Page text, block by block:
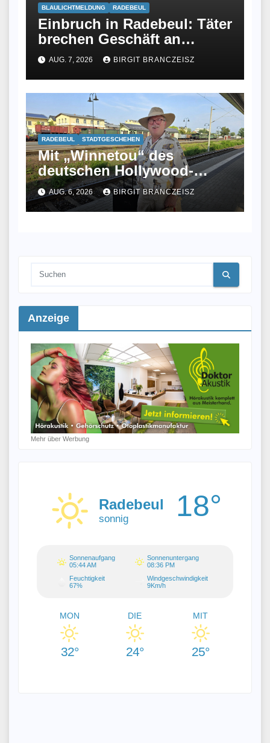
BLAULICHTMELDUNG RADEBEUL
Einbruch in Radebeul: Täter
brechen Geschäft an
Meißner Straße auf
AUG. 7, 2026 BIRGIT BRANCZEISZ
RADEBEUL STADTGESCHEHEN
Mit „Winnetou“ des
deutschen Hollywood-
Malers Klaus Dill im Gepäck
angekommen
AUG. 6, 2026 BIRGIT BRANCZEISZ
Anzeige
Mehr über Werbung
Radebeul
sonnig 18°
Sonnenaufgang
05:44 AM
Sonnenuntergang
08:36 PM
Feuchtigkeit
67%
Windgeschwindigkeit
9Km/h
MON
32°
DIE
24°
MIT
25°